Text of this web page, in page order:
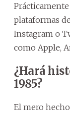
plataformas
Instagram o
como Apple,
¿Hará
1985?
El mero